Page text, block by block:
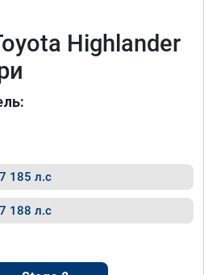
Highlander
185 л.с
188 л.с